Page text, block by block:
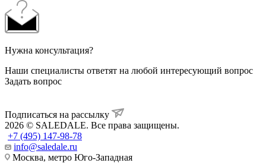
Нужна консультация?
Наши специалисты ответят на любой интересующий вопрос
Задать вопрос
Подписаться на рассылку
2026 © SALEDALE. Все права защищены.
+7 (495) 147-98-78
info@saledale.ru
Москва, метро Юго-Западная